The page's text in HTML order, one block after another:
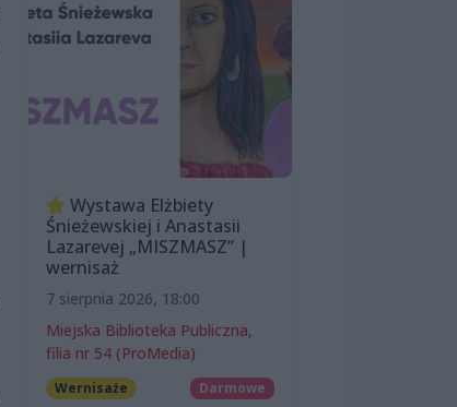
Wystawa Elżbiety
Śnieżewskiej i Anastasii
Lazarevej „MISZMASZ” |
wernisaż
7 sierpnia 2026, 18:00
Miejska Biblioteka Publiczna,
filia nr 54 (ProMedia)
Wernisaże Darmowe